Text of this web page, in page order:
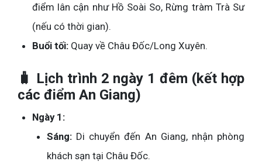
điểm lân cận như Hồ Soài So, Rừng tràm Trà Sư
(nếu có thời gian).
Buổi tối: Quay về Châu Đốc/Long Xuyên.
🧳 Lịch trình 2 ngày 1 đêm (kết hợp
các điểm An Giang)
Ngày 1:
Sáng: Di chuyển đến An Giang, nhận phòng
khách sạn tại Châu Đốc.